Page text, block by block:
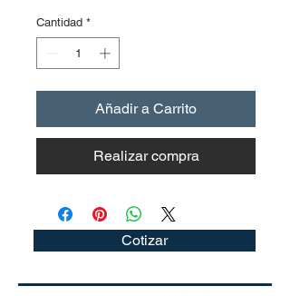
Cantidad *
Añadir a Carrito
Realizar compra
Cotizar